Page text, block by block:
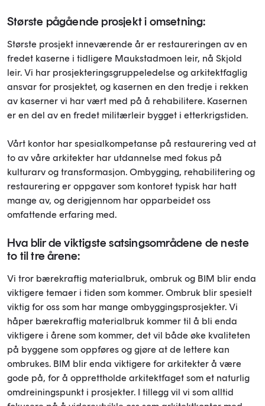
Største pågående prosjekt i omsetning:
Største prosjekt inneværende år er restaureringen av en
fredet kaserne i tidligere Maukstadmoen leir, nå Skjold
leir. Vi har prosjekteringsgruppeledelse og arkitektfaglig
ansvar for prosjektet, og kasernen en den tredje i rekken
av kaserner vi har vært med på å rehabilitere. Kasernen
er en del av en fredet militærleir bygget i etterkrigstiden.
Vårt kontor har spesialkompetanse på restaurering ved at
to av våre arkitekter har utdannelse med fokus på
kulturarv og transformasjon. Ombygging, rehabilitering og
restaurering er oppgaver som kontoret typisk har hatt
mange av, og derigjennom har opparbeidet oss
omfattende erfaring med.
Hva blir de viktigste satsingsområdene de neste
to til tre årene:
Vi tror bærekraftig materialbruk, ombruk og BIM blir enda
viktigere temaer i tiden som kommer. Ombruk blir spesielt
viktig for oss som har mange ombyggingsprosjekter. Vi
håper bærekraftig materialbruk kommer til å bli enda
viktigere i årene som kommer, det vil både øke kvaliteten
på byggene som oppføres og gjøre at de lettere kan
ombrukes. BIM blir enda viktigere for arkitekter å være
gode på, for å opprettholde arkitektfaget som et naturlig
omdreiningspunkt i prosjekter. I tillegg vil vi som alltid